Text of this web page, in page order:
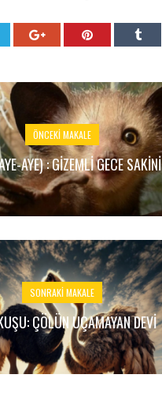
ÖNCEKI MAKALE
AYE) : GIZEMLI GECE SAKINI
SONRAKI MAKALE
ÇÖLÜN UÇAMAYAN DEVI